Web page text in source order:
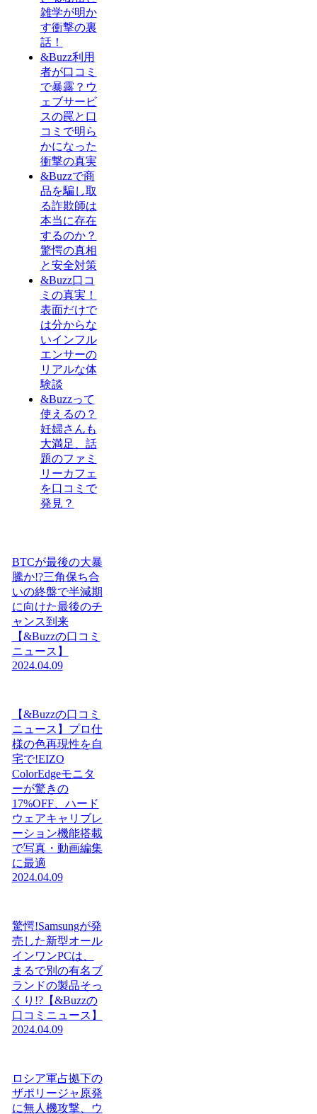
雑学が明か
す衝撃の裏
話！
&Buzz利用
者が口コミ
で暴露？ウ
ェブサービ
スの罠と口
コミで明ら
かになった
衝撃の真実
&Buzzで商
品を騙し取
る詐欺師は
本当に存在
するのか？
驚愕の真相
と安全対策
&Buzz口コ
ミの真実！
表面だけで
は分からな
いインフル
エンサーの
リアルな体
験談
&Buzzって
使えるの？
妊婦さんも
大満足、話
題のファミ
リーカフェ
を口コミで
発見？
BTCが最後の大暴
騰か!?三角保ち合
いの終盤で半減期
に向けた最後のチ
ャンス到来
【&Buzzの口コミ
ニュース】
2024.04.09
【&Buzzの口コミ
ニュース】プロ仕
様の色再現性を自
宅で!EIZO
ColorEdgeモニタ
ーが驚きの
17%OFF、ハード
ウェアキャリブレ
ーション機能搭載
で写真・動画編集
に最適
2024.04.09
驚愕!Samsungが発
売した新型オール
インワンPCは、
まるで別の有名ブ
ランドの製品そっ
くり!?【&Buzzの
口コミニュース】
2024.04.09
ロシア軍占拠下の
ザポリージャ原発
に無人機攻撃、ウ